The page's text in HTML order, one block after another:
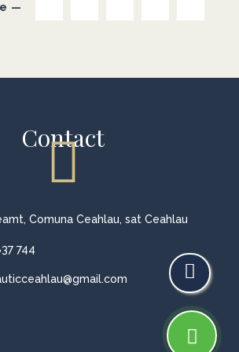
Contact
Comuna Ceahlau, sat Ceahlau
744